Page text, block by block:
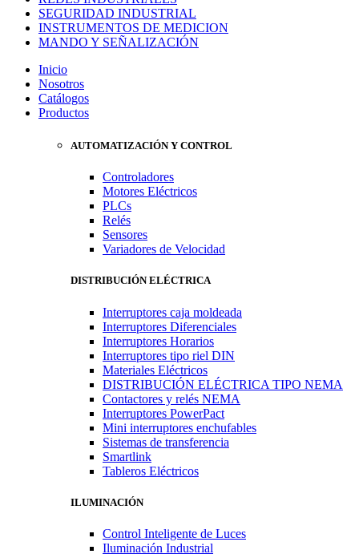
SEGURIDAD INDUSTRIAL
INSTRUMENTOS DE MEDICION
MANDO Y SEÑALIZACIÓN
Inicio
Nosotros
Catálogos
Productos
AUTOMATIZACIÓN Y CONTROL
Controladores
Motores Eléctricos
PLCs
Relés
Sensores
Variadores de Velocidad
DISTRIBUCIÓN ELÉCTRICA
Interruptores caja moldeada
Interruptores Diferenciales
Interruptores Horarios
Interruptores tipo riel DIN
Materiales Eléctricos
DISTRIBUCIÓN ELÉCTRICA TIPO NEMA
Contactores y relés NEMA
Interruptores PowerPact
Mini interruptores enchufables
Sistemas de transferencia
Smartlink
Tableros Eléctricos
ILUMINACIÓN
Control Inteligente de Luces
Iluminación Industrial